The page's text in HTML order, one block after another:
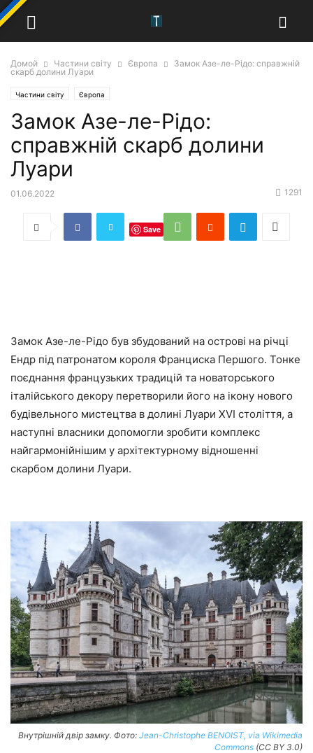
Домой Частини світу Європа
Замок Азе-ле-Рідо: справжній
скарб долини Луари
Частини світу Європа
Замок Азе-ле-Рідо:
справжній скарб долини
Луари
01.06.2022 1291
Save
Замок Азе-ле-Рідо був збудований на острові на річці
Ендр під патронатом короля Франциска Першого. Тонке
поєднання французьких традицій та новаторського
італійського декору перетворили його на ікону нового
будівельного мистецтва в долині Луари XVI століття, а
наступні власники допомогли зробити комплекс
найгармонійнішим у архітектурному відношенні
скарбом долини Луари.
Внутрішній двір замку. Фото: Jean-Christophe BENOIST, via Wikimedia
Commons (CC BY 3.0)